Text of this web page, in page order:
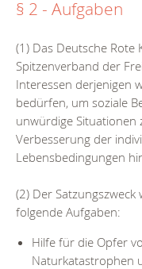
§ 2 - Aufgaben
(1) Das Deutsche Rote
Spitzenverband der
Interessen derjenigen
bedürfen, um soziale
unwürdige Situationen
Verbesserung der
Lebensbedingungen
(2) Der
folgende Aufgaben:
Hilfe für die Opfer
Naturkatastrophen